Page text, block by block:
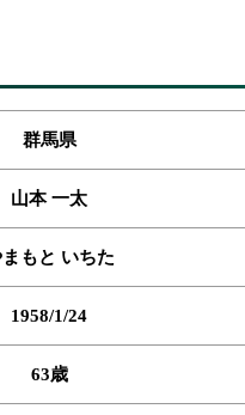
群馬県
山本 一太
もと いちた
1958/1/24
63歳